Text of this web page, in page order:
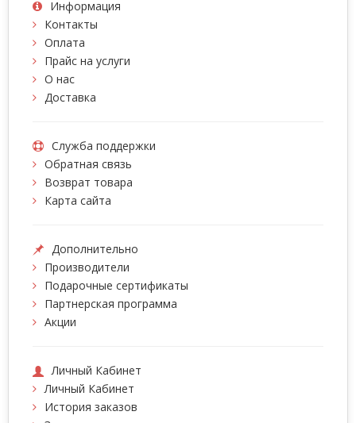
Информация
Контакты
Оплата
Прайс на услуги
О нас
Доставка
Служба поддержки
Обратная связь
Возврат товара
Карта сайта
Дополнительно
Производители
Подарочные сертификаты
Партнерская программа
Акции
Личный Кабинет
Личный Кабинет
История заказов